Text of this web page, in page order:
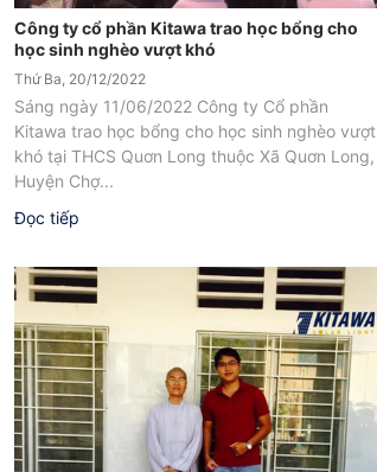
Công ty cổ phần Kitawa trao học bổng cho
học sinh nghèo vượt khó
Thứ Ba, 20/12/2022
Sáng ngày 11/06/2022 Công ty Cổ phần
Kitawa trao học bổng cho học sinh nghèo vượt
khó tại THCS Quơn Long thuộc Xã Quơn Long,
Huyện Chợ...
Đọc tiếp